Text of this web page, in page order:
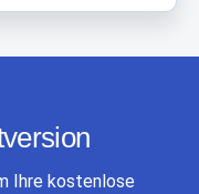
Ihre kostenlose